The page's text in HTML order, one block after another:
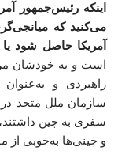
اینکه رئیس‌جمهور
می‌کنید که
آمریکا حاصل شود
است و به خودشان
راهبردی و
سازمان ملل متحد در
سفری به چین
و چینی‌ها به‌خوبی از